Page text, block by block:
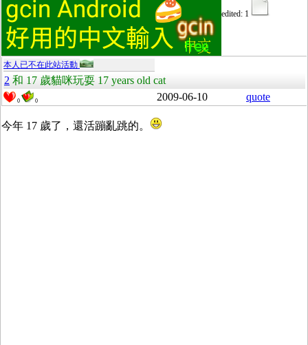
edited: 1
本人已不在此站活動
2 和 17 歲貓咪玩耍 17 years old cat
0 0 2009-06-10 quote
今年 17 歲了，還活蹦亂跳的。